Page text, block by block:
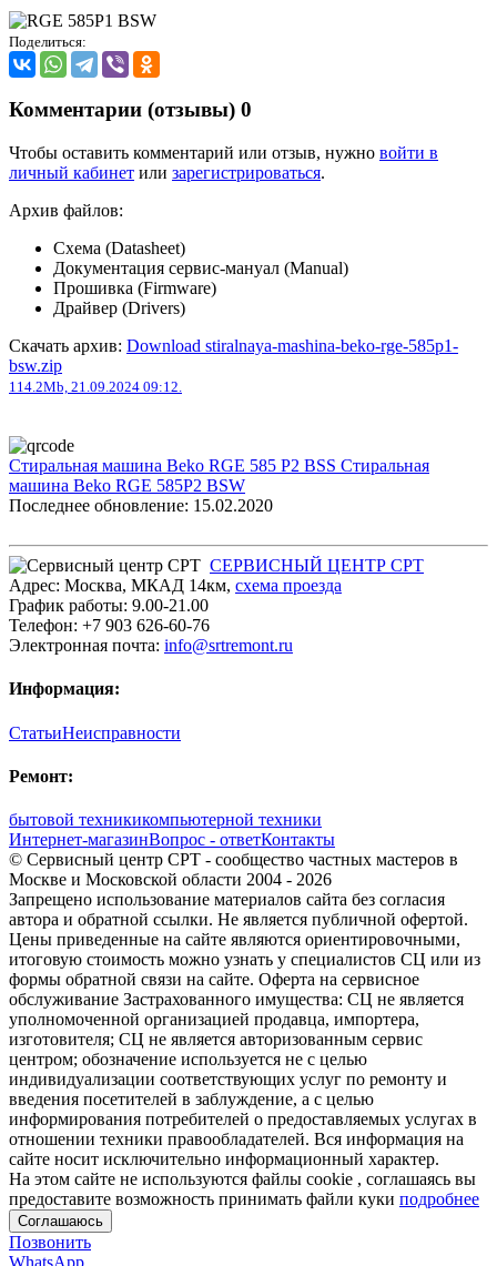
Поделиться:
Комментарии (отзывы) 0
Чтобы оставить комментарий или отзыв, нужно войти в
личный кабинет или зарегистрироваться.
Архив файлов:
Схема (Datasheet)
Документация сервис-мануал (Manual)
Прошивка (Firmware)
Драйвер (Drivers)
Скачать архив: Download stiralnaya-mashina-beko-rge-585p1-
bsw.zip
114.2Mb, 21.09.2024 09:12.
Стиральная машина Beko RGE 585 P2 BSS Стиральная
машина Beko RGE 585P2 BSW
Последнее обновление: 15.02.2020
СЕРВИСНЫЙ ЦЕНТР СРТ
Адрес: Москва, МКАД 14км, cхема проезда
График работы: 9.00-21.00
Телефон: +7 903 626-60-76
Электронная почта: info@srtremont.ru
Информация:
СтатьиНеисправности
Ремонт:
бытовой техникикомпьютерной техники
Интернет-магазинВопрос - ответКонтакты
© Сервисный центр СРТ - сообщество частных мастеров в
Москве и Московской области 2004 - 2026
Запрещено использование материалов сайта без согласия
автора и обратной ссылки. Не является публичной офертой.
Цены приведенные на сайте являются ориентировочными,
итоговую стоимость можно узнать у специалистов СЦ или из
формы обратной связи на сайте. Оферта на сервисное
обслуживание Застрахованного имущества: СЦ не является
уполномоченной организацией продавца, импортера,
изготовителя; СЦ не является авторизованным сервис
центром; обозначение используется не с целью
индивидуализации соответствующих услуг по ремонту и
введения посетителей в заблуждение, а с целью
информирования потребителей о предоставляемых услугах в
отношении техники правообладателей. Вся информация на
сайте носит исключительно информационный характер.
На этом сайте не используются файлы cookie , соглашаясь вы
предоставите возможность принимать файли куки подробнее
Соглашаюсь
Позвонить
WhatsApp